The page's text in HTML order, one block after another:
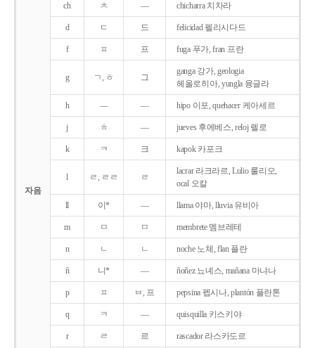
자음
ch ㅊ ― chicharra 치차라
d ㄷ 드 felicidad 펠리시다드
f ㅍ 프 fuga 푸가, fran 프란
g ㄱ, ㅎ 그
ganga 강가, geologia
헤올로히아, yungla 융글라
h ― ― hipo 이포, quehacer 케아세르
j ㅎ ― jueves 후에베스, reloj 렐로
k ㅋ 크 kapok 카포크
l ㄹ, ㄹㄹ ㄹ
lacrar 라크라르, Lulio 룰리오,
ocal 오칼
ll 이* ― llama 야마, lluvia 유비아
m ㅁ ㅁ membrete 멤브레테
n ㄴ ㄴ noche 노체, flan 플란
ñ 니* ― ñoñez 뇨녜스, mañana 마냐나
p ㅍ ㅂ, 프 pepsina 펩시나, plantón 플란톤
q ㅋ ― quisquilla 키스키야
r ㄹ 르 rascador 라스카도르